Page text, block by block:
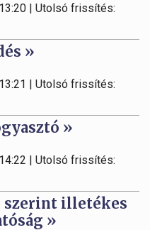
| Utolsó frissítés:
»
| Utolsó frissítés:
»
| Utolsó frissítés:
szerint illetékes
»